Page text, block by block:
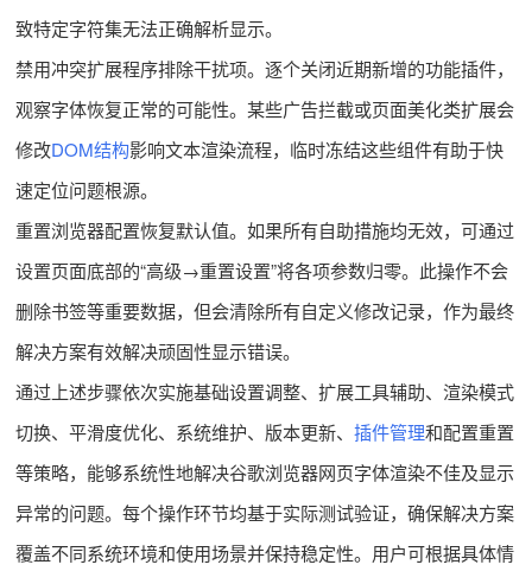
致特定字符集无法正确解析显示。
禁用冲突扩展程序排除干扰项。逐个关闭近期新增的功能插件，
观察字体恢复正常的可能性。某些广告拦截或页面美化类扩展会
修改DOM结构影响文本渲染流程，临时冻结这些组件有助于快
速定位问题根源。
重置浏览器配置恢复默认值。如果所有自助措施均无效，可通过
设置页面底部的“高级→重置设置”将各项参数归零。此操作不会
删除书签等重要数据，但会清除所有自定义修改记录，作为最终
解决方案有效解决顽固性显示错误。
通过上述步骤依次实施基础设置调整、扩展工具辅助、渲染模式
切换、平滑度优化、系统维护、版本更新、 插件管理和配置重置
等策略，能够系统性地解决谷歌浏览器网页字体渲染不佳及显示
异常的问题。每个操作环节均基于实际测试验证，确保解决方案
覆盖不同系统环境和使用场景并保持稳定性。用户可根据具体情